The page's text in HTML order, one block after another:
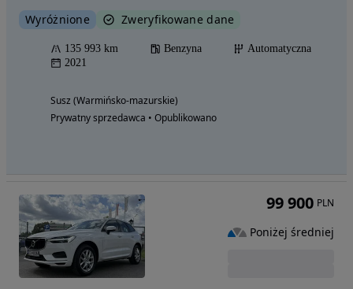
Wyróżnione Zweryfikowane dane
135 993 km Benzyna
Automatyczna
2021
Susz (Warmińsko-mazurskie)
Prywatny sprzedawca • Opublikowano
99 900 PLN
Poniżej średniej